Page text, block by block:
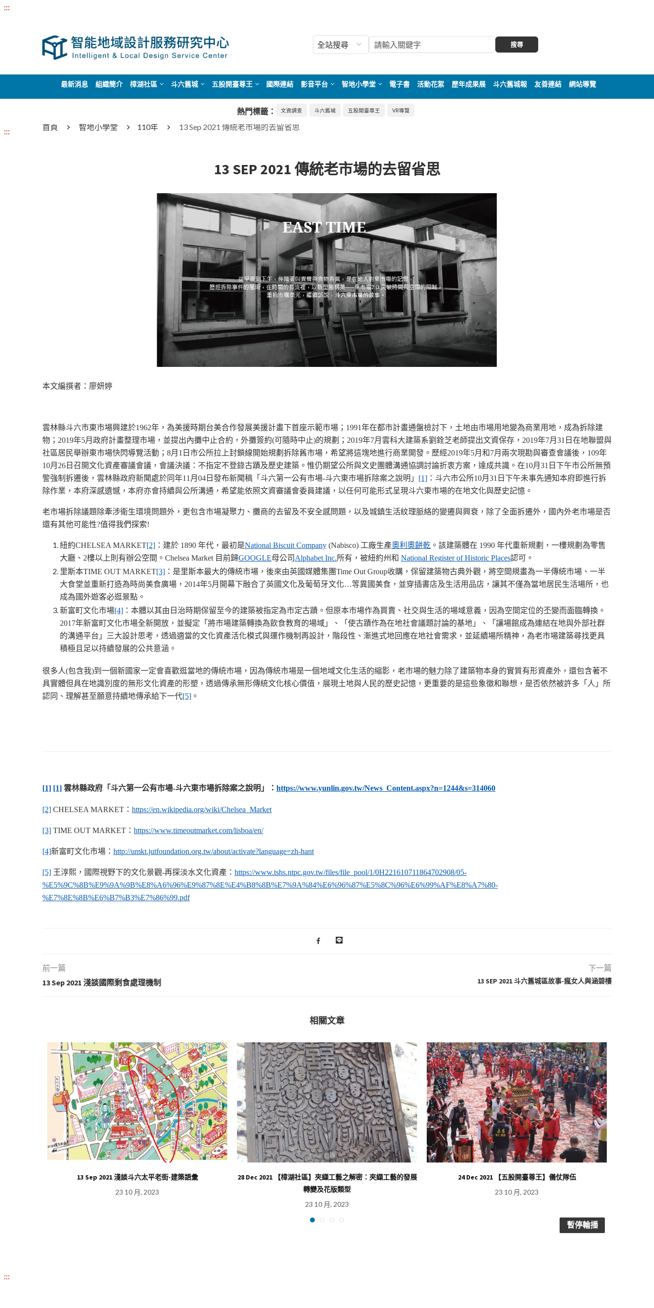
:::
搜尋
最新消息 組織簡介 樟湖社區 斗六舊城 五股開臺尊王 國際連結 影音平台 智地小學堂 電子書 活動花絮 歷年成果展 斗六舊城報 友善連結 網站導覽
熱門標籤： 文資調查 斗六舊城 五股開臺尊王 VR導覽
::: 首頁 智地小學堂 110年 13 Sep 2021 傳統老市場的去留省思
13 SEP 2021 傳統老市場的去留省思
本文編撰者：廖妍婷
雲林縣斗六市東市場興建於1962年，為美援時期台美合作發展美援計畫下首座示範市場；1991年在都市計畫通盤檢討下，土地由市場用地變為商業用地，成為拆除建
物；2019年5月政府計畫整理市場，並提出內攤中止合約，外攤簽約(可隨時中止)的規劃；2019年7月雲科大建築系劉銓芝老師提出文資保存，2019年7月31日在地聯盟與
社區居民舉辦東市場快閃導覽活動；8月1日市公所拉上封鎖線開始規劃拆除舊市場，希望將這塊地進行商業開發。歷經2019年5月和7月兩次現勘與審查會議後，109年
10月26日召開文化資產審議會議，會議決議：不指定不登錄古蹟及歷史建築。惟仍期望公所與文史團體溝通協調討論折衷方案，達成共識。在10月31日下午市公所無預
警強制拆遷後，雲林縣政府新聞處於同年11月04日發布新聞稿「斗六第一公有市場-斗六東市場拆除案之說明」 [1] ：斗六市公所10月31日下午未事先通知本府即進行拆
除作業，本府深感遺憾，本府亦會持續與公所溝通，希望能依照文資審議會委員建議，以任何可能形式呈現斗六東市場的在地文化與歷史記憶。
老市場拆除議題除牽涉衛生環境問題外，更包含市場凝聚力、攤商的去留及不安全感問題，以及城鎮生活紋理脈絡的變遷與興衰，除了全面拆遷外，國內外老市場是否
還有其他可能性?值得我們探索!
紐約CHELSEA MARKET[2] ：建於 1890 年代，最初是National Biscuit Company (Nabisco) 工廠生產奧利奧餅乾 。該建築體在 1990 年代重新規劃，一樓規劃為零售
大廳、2樓以上則有辦公空間。Chelsea Market 目前歸GOOGLE母公司 Alphabet Inc.所有，被紐約州和 National Register of Historic Places認可。
里斯本TIME OUT MARKET[3] ：是里斯本最大的傳統市場，後來由英國媒體集團Time Out Group收購，保留建築物古典外觀，將空間規畫為一半傳統市場、一半
大食堂並重新打造為時尚美食廣場，2014年5月開幕下融合了英國文化及葡萄牙文化…等異國美食，並穿插書店及生活用品店，讓其不僅為當地居民生活場所，也
成為國外遊客必逛景點。
新富町文化市場[4] ：本體以其由日治時期保留至今的建築被指定為市定古蹟。但原本市場作為買賣、社交與生活的場域意義，因為空間定位的丕變而面臨轉換。
2017年新富町文化市場全新開放，並擬定「將市場建築轉換為飲食教育的場域」、「使古蹟作為在地社會議題討論的基地」、「讓場館成為連結在地與外部社群
的溝通平台」三大設計思考，透過適當的文化資產活化模式與運作機制再設計，階段性、漸進式地回應在地社會需求，並延續場所精神，為老市場建築尋找更具
積極且足以持續發展的公共意涵。
很多人(包含我)到一個新國家一定會喜歡逛當地的傳統市場，因為傳統市場是一個地域文化生活的縮影，老市場的魅力除了建築物本身的實質有形資產外，還包含著不
具實體但具在地識別度的無形文化資產的形塑，透過傳承無形傳統文化核心價值，展現土地與人民的歷史記憶，更重要的是這些象徵和聯想，是否依然被許多「人」所
認同、理解甚至願意持續地傳承給下一代[5] 。
[1] [1] 雲林縣政府「斗六第一公有市場-斗六東市場拆除案之說明」： https://www.yunlin.gov.tw/News_Content.aspx?n=1244&s=314060
[2] CHELSEA MARKET： https://en.wikipedia.org/wiki/Chelsea_Market
[3] TIME OUT MARKET： https://www.timeoutmarket.com/lisboa/en/
[4]新富町文化市場： http://umkt.jutfoundation.org.tw/about/activate?language=zh-hant
[5] 王淳熙，國際視野下的文化景觀-再探淡水文化資產： https://www.tshs.ntpc.gov.tw/files/file_pool/1/0H221610711864702908/05-
%E5%9C%8B%E9%9A%9B%E8%A6%96%E9%87%8E%E4%B8%8B%E7%9A%84%E6%96%87%E5%8C%96%E6%99%AF%E8%A7%80-
%E7%8E%8B%E6%B7%B3%E7%86%99.pdf
前一篇
13 Sep 2021 淺談國際剩食處理機制
下一篇
13 SEP 2021 斗六舊城區故事-瘋女人與涵碧樓
相關文章
13 Sep 2021 淺談斗六太平老街-建築語彙
23 10 月, 2023
28 Dec 2021 【樟湖社區】夾纈工藝之解密：夾纈工藝的發展
轉變及花版類型
23 10 月, 2023
24 Dec 2021 【五股開臺尊王】儀仗隊伍
23 10 月, 2023
暫停輪播
:::